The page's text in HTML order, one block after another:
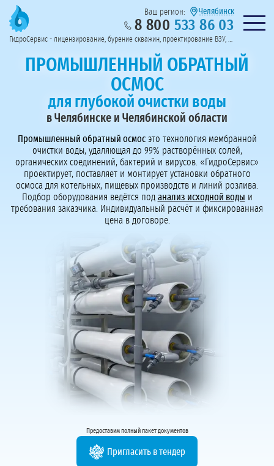
Предоставим полный пакет документов
Пригласить в тендер
Колл-центр на связи с 9:00 до 19:00
Перезвоните мне!
Ваш регион: Челябинск
8 800 533 86 03 Нужна
ГидроСервис - лицензирование, бурение скважин, проектирование ВЗУ, системы водоподготовки
ПРОМЫШЛЕННЫЙ ОБРАТНЫЙ
ОСМОС
для глубокой очистки воды
в Челябинске и Челябинской области
Промышленный обратный осмосэто технология мембранной
очистки воды, удаляющая до 99% растворённых солей,
органических соединений, бактерий и вирусов. «ГидроСервис»
проектирует, поставляет и монтирует установки обратного
осмоса для котельных, пищевых производств и линий розлива.
Подбор оборудования ведётся под анализ исходной воды и
требования заказчика. Индивидуальный расчёт и фиксированная
цена в договоре.
Предоставим полный пакет документов
Пригласить в тендер